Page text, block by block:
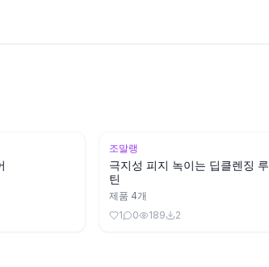
조말랭
극지성 피지 녹이는 딥클렌징 루
틴
제품 4개
1
0 189 2